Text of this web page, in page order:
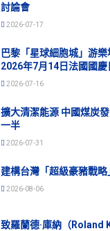
討論會
2026-07-17
巴黎「星球細胞城」游
2026年7月14日法國國慶
2026-07-16
擴大清潔能源 中國煤炭
一半
2026-07-31
建構台灣「超級豪豬戰略
2026-08-06
致羅蘭德·庫納（Roland